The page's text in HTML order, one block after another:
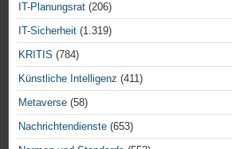
IT-Planungsrat (206)
IT-Sicherheit (1.319)
KRITIS (784)
Künstliche Intelligenz (411)
Metaverse (58)
Nachrichtendienste (653)